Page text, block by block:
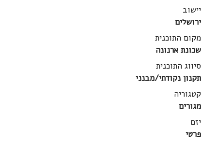
יישוב
ירושלים
מקום התוכנית
שכונת ארנונה
סיווג התוכנית
תקנון נקודתי/מבנני
קטגוריה
מגורים
יזם
פרטי